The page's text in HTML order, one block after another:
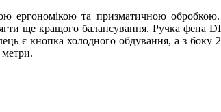
ергономікою та призматичною
ще кращого балансування. Ручка фена
є кнопка холодного обдування, а з